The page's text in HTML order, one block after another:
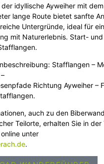
idyllische Ayweiher mit
lange Route bietet sanfte
Untergründe, ideal für
mit Naturerlebnis. Start-
Stafflangen –
Richtung Ayweiher –
auch zu den
Teilorte, erhalten Sie in
unter
.